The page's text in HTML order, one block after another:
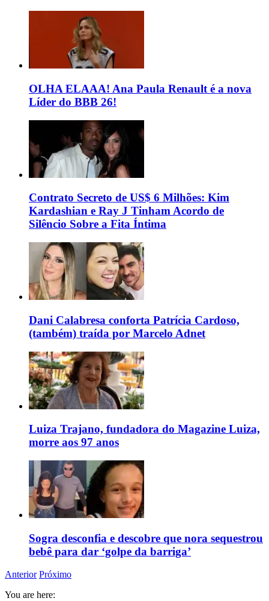
OLHA ELAAA! Ana Paula Renault é a nova
Líder do BBB 26!
Contrato Secreto de US$ 6 Milhões: Kim
Kardashian e Ray J Tinham Acordo de
Silêncio Sobre a Fita Íntima
Dani Calabresa conforta Patrícia Cardoso,
(também) traída por Marcelo Adnet
Luiza Trajano, fundadora do Magazine Luiza,
morre aos 97 anos
Sogra desconfia e descobre que nora sequestrou
bebê para dar ‘golpe da barriga’
Anterior Próximo
You are here: